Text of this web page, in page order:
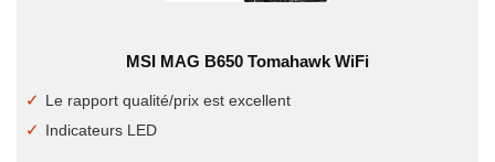
MSI MAG B650 Tomahawk WiFi
Le rapport qualité/prix est excellent
Indicateurs LED